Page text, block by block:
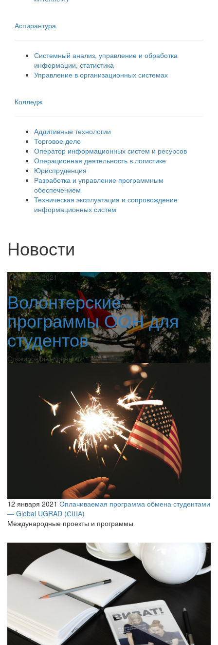
Аспирантура
Системный анализ, управление и обработка
информации, статистика
Управление в организационных системах
Колледж
Аддитивные технологии
Торговое дело
Оператор информационных систем и ресурсов
Операционная деятельность в логистике
Юриспруденция
Разработка и управление программным
обеспечением
Техническая эксплуатация и сопровождение
информационных систем
Новости
14 января 2021
Волонтерские
программы ООН для
студентов
Стажировки и проекты
12 января 2021 Оплачиваемая программа обмена студентами
— Global UGRAD (США)
Международные проекты и программы